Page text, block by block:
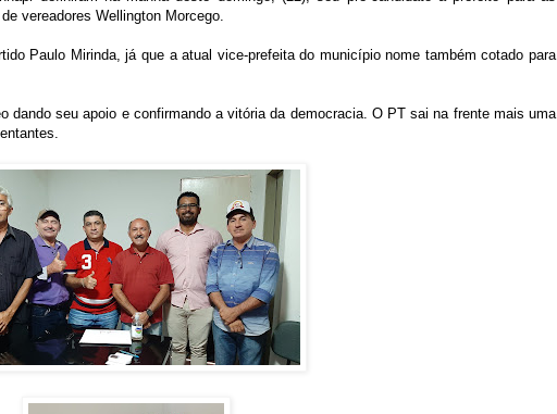
vereadores Wellington Morcego.
Paulo Mirinda, já que a atual vice-prefeita do município nome também cotado para
dando seu apoio e confirmando a vitória da democracia. O PT sai na frente mais uma